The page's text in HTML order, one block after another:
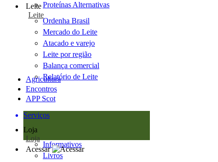
Proteínas Alternativas
Leite
Leite
Ordenha Brasil
Mercado do Leite
Atacado e varejo
Leite por região
Balança comercial
Relatório de Leite
Agricultura
Encontros
APP Scot
Serviços
Loja
Loja
Informativos
Livros
Acessar